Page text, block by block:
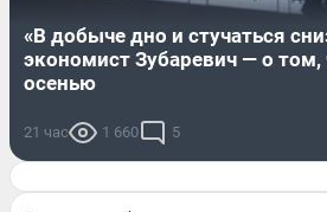
«В добыче дно и стучаться
экономист Зубаревич — о
осенью
21 час 1 660 5